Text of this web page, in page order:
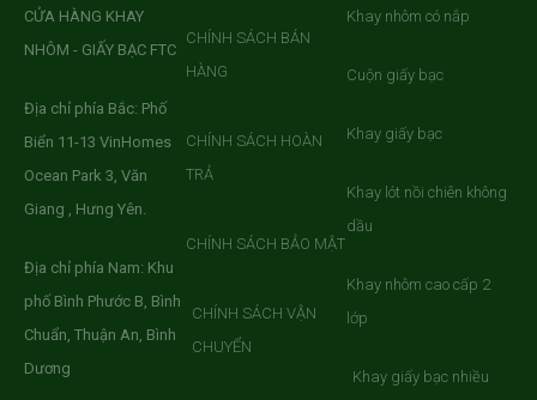
CỬA HÀNG KHAY
NHÔM - GIẤY BẠC FTC
Địa chỉ phía Bắc: Phố
Biển 11-13 VinHomes
Ocean Park 3, Văn
Giang , Hưng Yên.
Địa chỉ phía Nam: Khu
phố Bình Phước B, Bình
Chuẩn, Thuận An, Bình
Dương
CHÍNH SÁCH BÁN
HÀNG
CHÍNH SÁCH HOÀN
TRẢ
CHÍNH SÁCH BẢO MẬT
CHÍNH SÁCH VẬN
CHUYỂN
Khay nhôm có nắp
Cuộn giấy bạc
Khay giấy bạc
Khay lót nồi chiên không
dầu
Khay nhôm cao cấp 2
lớp
Khay giấy bạc nhiều